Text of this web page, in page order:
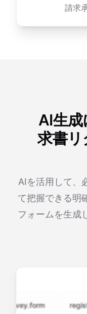
請求
AI生
求書
AIを活用して、
て把握できる明
フォームを生成